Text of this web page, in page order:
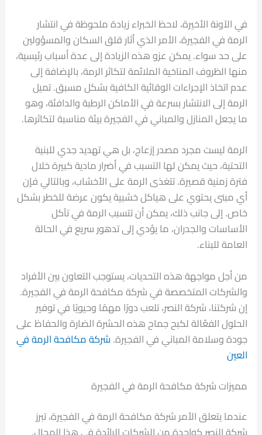
في الآونة الأخيرة، لاحظ الخبراء زيادة ملحوظة في انتشار
الرمة في الفجيرة، الأمر الذي أثار قلق السكان والمسؤولين
على حد سواء. يمكن عزو هذه الزيادة إلى عدة أسباب رئيسية،
منها الظروف المناخية الملائمة لتكاثر الرمة، بالإضافة إلى
عدم اتخاذ الإجراءات الوقائية الكافية بشكل مسبق. تميل
الرمة إلى الانتشار بسرعة في الأماكن الرطبة والدافئة، وهو
ما يجعل المنازل والمباني في الفجيرة بيئة مناسبة لتكاثرها.
الرمة ليست مجرد مصدر إزعاج، بل هي تهديد جدي للبنية
التحتية، حيث يمكن لها التسبب في أضرار مادية كبيرة خلال
فترة زمنية قصيرة. تتغذى الرمة على الأخشاب، وبالتالي فإن
أي مبنى يحتوي على هياكل خشبية يكون عرضة للخطر بشكل
خاص. إلى جانب ذلك، يمكن أن تتسبب الرمة في تآكل
الأساسات والجدران، ما يؤدي إلى تدهور سريع في الحالة
العامة للبناء.
من أجل مواجهة هذه التحديات، يستوجب التعاون بين الأفراد
والشركات المتخصصة في شركة مكافحة الرمة في الفجيرة.
إن شركتنا، شركة النصر، تلعب دورًا مهمًا وحيويًا في توفير
الحلول الفعّالة لكبح جماح هذه الحشرة الضارة والحفاظ على
جودة وسلامة المباني في الفجيرة. شركة مكافحة الرمة في
العين
مميزات شركة مكافحة الرمة في الفجيرة
عندما يتعلق الأمر شركة مكافحة الرمة في الفجيرة، تبرز